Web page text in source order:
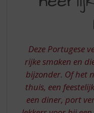
DAN
EEN
HEERLIJK
GLAS
Deze Portugese
rijke smaken en
bijzonder. Of het
thuis, een
een diner, port